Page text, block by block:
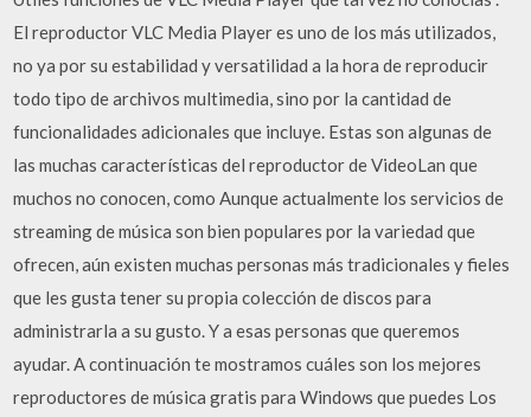
El reproductor VLC Media Player es uno de los más utilizados,
no ya por su estabilidad y versatilidad a la hora de reproducir
todo tipo de archivos multimedia, sino por la cantidad de
funcionalidades adicionales que incluye. Estas son algunas de
las muchas características del reproductor de VideoLan que
muchos no conocen, como Aunque actualmente los servicios de
streaming de música son bien populares por la variedad que
ofrecen, aún existen muchas personas más tradicionales y fieles
que les gusta tener su propia colección de discos para
administrarla a su gusto. Y a esas personas que queremos
ayudar. A continuación te mostramos cuáles son los mejores
reproductores de música gratis para Windows que puedes Los